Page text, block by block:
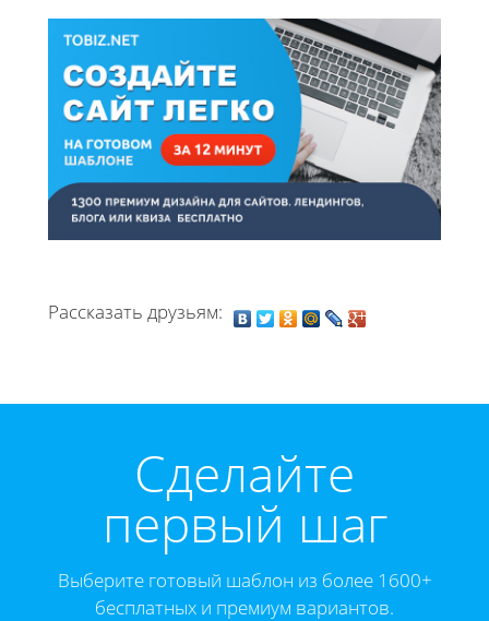
Рассказать друзьям:
Cделайте
первый шаг
Выберите готовый шаблон из более 1600+
бесплатных и премиум вариантов.